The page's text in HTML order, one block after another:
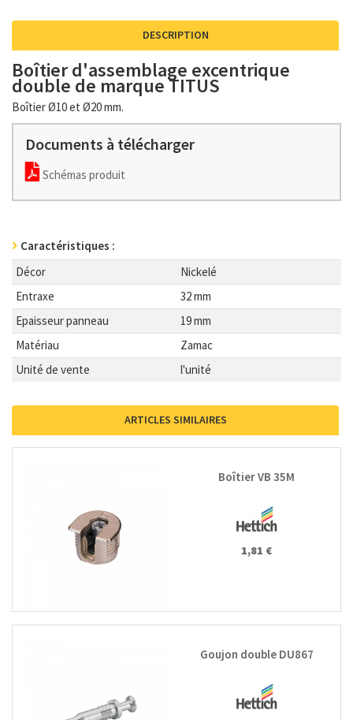
DESCRIPTION
Boîtier d'assemblage excentrique
double de marque TITUS
Boîtier Ø10 et Ø20 mm.
Documents à télécharger
Schémas produit
Caractéristiques :
Décor
Nickelé
Entraxe
32 mm
Epaisseur panneau
19 mm
Matériau
Zamac
Unité de vente
l'unité
ARTICLES SIMILAIRES
Boîtier VB 35M
1,81 €
Goujon double DU867